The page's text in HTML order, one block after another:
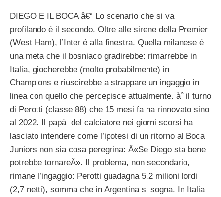
DIEGO E IL BOCA â€“ Lo scenario che si va
profilando é il secondo. Oltre alle sirene della Premier
(West Ham), l’Inter é alla finestra. Quella milanese é
una meta che il bosniaco gradirebbe: rimarrebbe in
Italia, giocherebbe (molto probabilmente) in
Champions e riuscirebbe a strappare un ingaggio in
linea con quello che percepisce attualmente. àˆ il turno
di Perotti (classe 88) che 15 mesi fa ha rinnovato sino
al 2022. Il papà del calciatore nei giorni scorsi ha
lasciato intendere come l’ipotesi di un ritorno al Boca
Juniors non sia cosa peregrina: Â«Se Diego sta bene
potrebbe tornareÂ». Il problema, non secondario,
rimane l’ingaggio: Perotti guadagna 5,2 milioni lordi
(2,7 netti), somma che in Argentina si sogna. In Italia